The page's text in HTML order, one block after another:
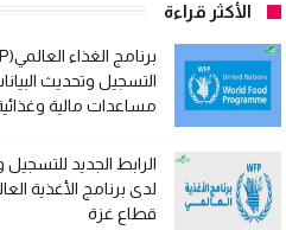
الأكثر قراءة
التسجيل وتحديث
مساعدات مالية
الرابط الجديد للتسجيل
قطاع غزة